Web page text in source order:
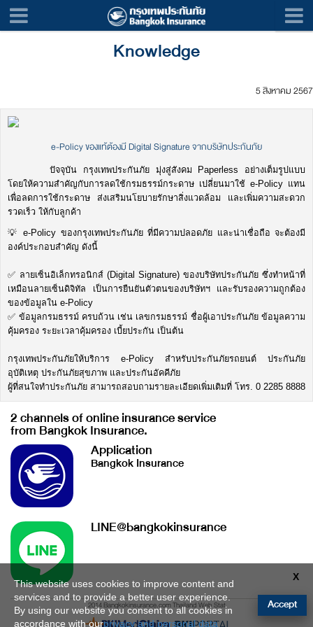
Knowledge
5 สิงหาคม 2567
e-Policy ของแท้ต้องมี Digital Signature จากบริษัทประกันภัย
ปัจจุบัน กรุงเทพประกันภัย มุ่งสู่สังคม Paperless อย่างเต็มรูปแบบ
โดยให้ความสำคัญกับการลดใช้กรมธรรม์กระดาษ เปลี่ยนมาใช้ e-Policy แทน
เพื่อลดการใช้กระดาษ ส่งเสริมนโยบายรักษาสิ่งแวดล้อม และเพิ่มความสะดวก
รวดเร็ว ให้กับลูกค้า
💡 e-Policy ของกรุงเทพประกันภัย ที่มีความปลอดภัย และน่าเชื่อถือ จะต้องมี
องค์ประกอบสำคัญ ดังนี้
✅ ลายเซ็นอิเล็กทรอนิกส์ (Digital Signature) ของบริษัทประกันภัย ซึ่งทำหน้าที่
เหมือนลายเซ็นดิจิทัล เป็นการยืนยันตัวตนของบริษัทฯ และรับรองความถูกต้อง
ของข้อมูลใน e-Policy
✅ ข้อมูลกรมธรรม์ ครบถ้วน เช่น เลขกรมธรรม์ ชื่อผู้เอาประกันภัย ข้อมูลความ
คุ้มครอง ระยะเวลาคุ้มครอง เบี้ยประกัน เป็นต้น
กรุงเทพประกันภัยให้บริการ e-Policy สำหรับประกันภัยรถยนต์ ประกันภัย
อุบัติเหตุ ประกันภัยสุขภาพ และประกันอัคคีภัย
ผู้ที่สนใจทำประกันภัย สามารถสอบถามรายละเอียดเพิ่มเติมที่ โทร. 0 2285 8888
2 channels of online insurance service
from Bangkok Insurance.
Application
Bangkok Insurance
LINE@bangkokinsurance
X
This website uses cookies to improve content and
services and to provide a better user experience.
By using our website you consent to all cookies in
accordance with ourprivacy and personal data
Accept
2014 Bangkokinsurance.com Thailand Web Stat